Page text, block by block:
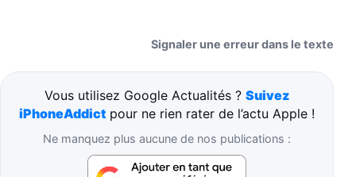
Signaler une erreur dans le texte
Vous utilisez Google Actualités ? Suivez
iPhoneAddict pour ne rien rater de l’actu Apple !
Ne manquez plus aucune de nos publications :